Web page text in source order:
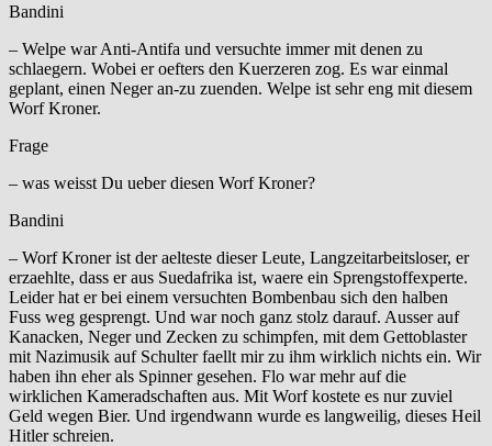
Bandini
– Welpe war Anti-Antifa und versuchte immer mit denen zu
schlaegern. Wobei er oefters den Kuerzeren zog. Es war einmal
geplant, einen Neger an-zu zuenden. Welpe ist sehr eng mit diesem
Worf Kroner.
Frage
– was weisst Du ueber diesen Worf Kroner?
Bandini
– Worf Kroner ist der aelteste dieser Leute, Langzeitarbeitsloser, er
erzaehlte, dass er aus Suedafrika ist, waere ein Sprengstoffexperte.
Leider hat er bei einem versuchten Bombenbau sich den halben
Fuss weg gesprengt. Und war noch ganz stolz darauf. Ausser auf
Kanacken, Neger und Zecken zu schimpfen, mit dem Gettoblaster
mit Nazimusik auf Schulter faellt mir zu ihm wirklich nichts ein. Wir
haben ihn eher als Spinner gesehen. Flo war mehr auf die
wirklichen Kameradschaften aus. Mit Worf kostete es nur zuviel
Geld wegen Bier. Und irgendwann wurde es langweilig, dieses Heil
Hitler schreien.